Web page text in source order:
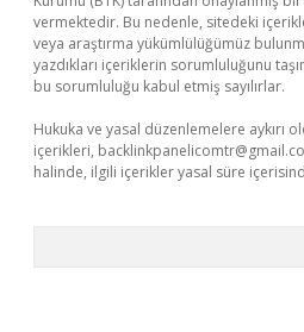
vermektedir. Bu nedenle, sitedeki
veya araştırma yükümlülüğümüz
yazdıkları içeriklerin sorumluluğunu
bu sorumluluğu kabul etmiş sayılırlar.
Hukuka ve yasal düzenlemelere aykırı
içerikleri,
halinde, ilgili içerikler yasal süre